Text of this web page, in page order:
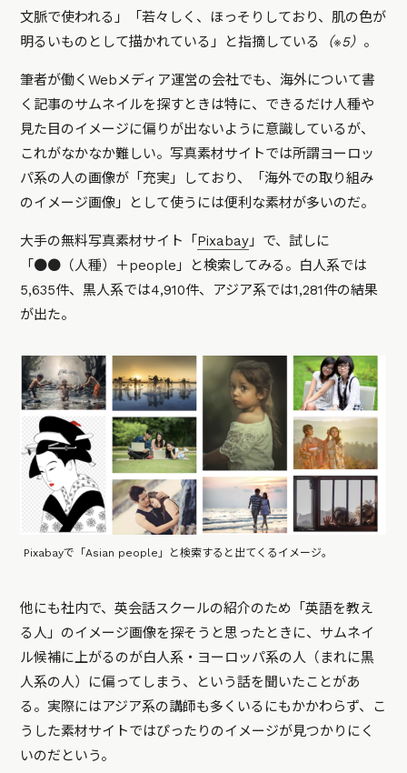
文脈で使われる」「若々しく、ほっそりしており、肌の色が
明るいものとして描かれている」と指摘している
（※5） 。
筆者が働くWebメディア運営の会社でも、海外について書
く記事のサムネイルを探すときは特に、できるだけ人種や
見た目のイメージに偏りが出ないように意識しているが、
これがなかなか難しい。写真素材サイトでは所謂ヨーロッ
パ系の人の画像が「充実」しており、「海外での取り組み
のイメージ画像」として使うには便利な素材が多いのだ。
大手の無料写真素材サイト「 Pixabay 」で、試しに
「●●（人種）＋people」と検索してみる。白人系では
5,635件、黒人系では4,910件、アジア系では1,281件の結果
が出た。
Pixabayで「Asian people」と検索すると出てくるイメージ。
他にも社内で、英会話スクールの紹介のため「英語を教え
る人」のイメージ画像を探そうと思ったときに、サムネイ
ル候補に上がるのが白人系・ヨーロッパ系の人（まれに黒
人系の人）に偏ってしまう、という話を聞いたことがあ
る。実際にはアジア系の講師も多くいるにもかかわらず、こ
うした素材サイトではぴったりのイメージが見つかりにく
いのだという。